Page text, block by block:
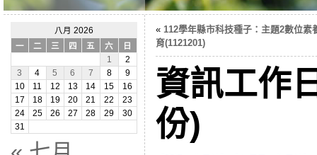
八月 2026
一
二 三 四 五 六
日
1
2
3
4 5 6 7 8
9
10
11 12 13 14 15
16
17
18 19 20 21 22
23
24
25 26 27 28 29
30
31
« 112學年縣市科技種子：主題2數位素
育(1121201)
資訊工作
份)